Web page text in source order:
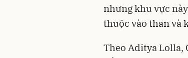
nhưng khu vực
thuộc vào than và
Theo Aditya Lolla,